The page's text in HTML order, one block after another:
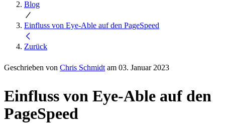
Blog
Einfluss von Eye-Able auf den PageSpeed
Zurück
Geschrieben von Chris Schmidt am 03. Januar 2023
Einfluss von Eye-Able auf den
PageSpeed